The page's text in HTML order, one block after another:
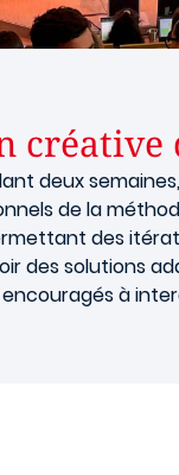
créative
deux
de la
des
des solutions
à